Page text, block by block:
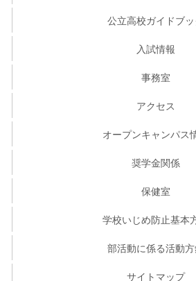
公立高校ガイドブッ
入試情報
事務室
アクセス
オープンキャンパス
奨学金関係
保健室
学校いじめ防止基本
部活動に係る活動
サイトマップ